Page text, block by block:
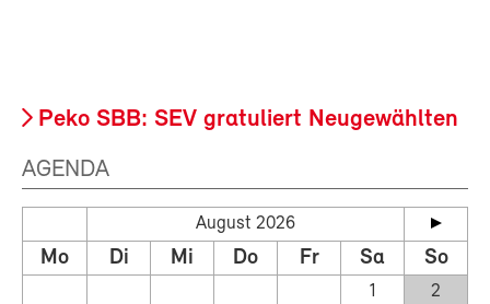
Peko SBB: SEV gratuliert Neugewählten
AGENDA
August 2026
Mo Di Mi Do Fr Sa So
1 2